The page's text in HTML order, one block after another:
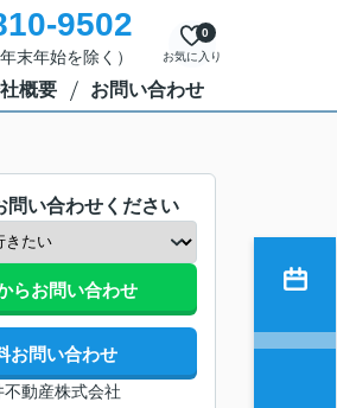
9502
年始を除く） お気に入り
0
概要 お問い合わせ
問い合わせください
らお問い合わせ
お問い合わせ
不動産株式会社